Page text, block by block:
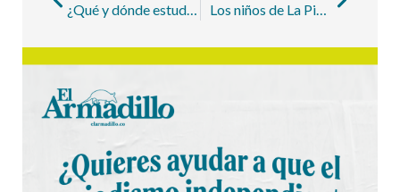
¿Qué y dónde estudiaron quienes han gobernado a Medellín en los últimos 20 años? Los niños de La Pica, relato de una justicia inconclusa